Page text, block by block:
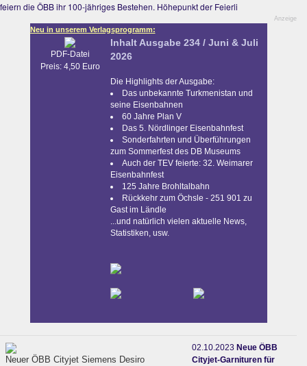
feiern die ÖBB ihr 100-jähriges Bestehen. Höhepunkt der Feierli
Anzeige
Neu in unserem Verlagsprogramm:
PDF-Datei
Preis: 4,50 Euro
Inhalt Ausgabe 234 / Juni & Juli
2026
Die Highlights der Ausgabe:
Das unbekannte Turkmenistan und
seine Eisenbahnen
60 Jahre Plan V
Das 5. Nördlinger Eisenbahnfest
Sonderfahrten und Überführungen
zum Sommerfest des DB Museums
Auch der TEV feierte: 32. Weimarer
Eisenbahnfest
125 Jahre Brohltalbahn
Rückkehr zum Öchsle - 251 901 zu
Gast im Ländle
...und natürlich vielen aktuelle News,
Statistiken, usw.
Neuer ÖBB Cityjet Siemens Desiro
02.10.2023 Neue ÖBB
Cityjet-Garnituren für